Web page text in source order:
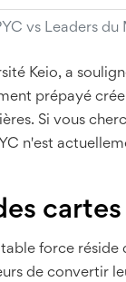
vs Leaders du
Keio, a
prépayé
Si vous
n'est
cartes
force réside
de convertir